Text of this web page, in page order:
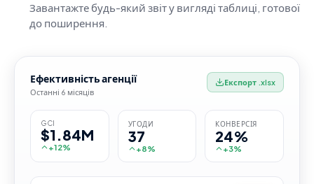
Ефективність агенції
Останні 6 місяців
Експорт .xlsx
GCI
$1.84M
+12%
УГОДИ
37
+8%
КОНВЕРСІЯ
24%
+3%
Завантажте будь-який звіт у вигляді таблиці, готової
до поширення.